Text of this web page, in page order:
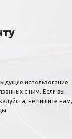
использование
с ним. Если вы
не пишите нам,